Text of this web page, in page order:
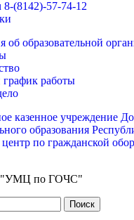
8-(8142)-57-74-12
об образовательной
работы
казенное учреждение
образования
по гражданской
по ГОЧС"